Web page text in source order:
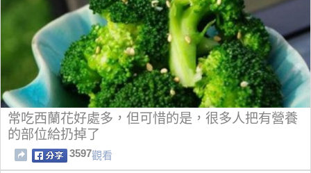
常吃西蘭花好處多，但可惜的是，很多人把有營養
的部位給扔掉了
3597觀看